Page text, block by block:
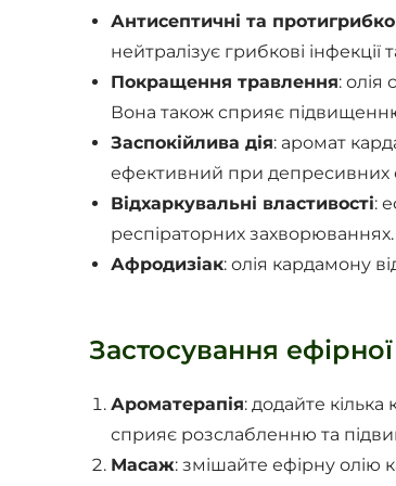
Антисептичні та
нейтралізує грибкові
Покращення травлення: олія
Вона також сприяє
Заспокійлива дія: аромат
ефективний при депресивних
Відхаркувальні властивості:
респіраторних захворюваннях.
Афродизіак: олія кардамону
Застосування
Ароматерапія: додайте
сприяє розслабленню та
Масаж: змішайте ефірну олію